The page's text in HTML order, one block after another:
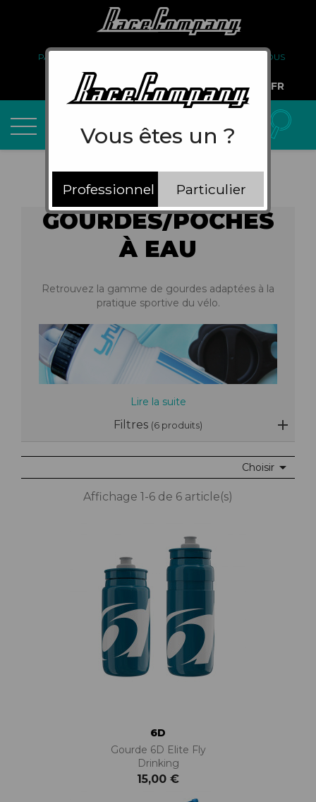
PARTENARIAT
À PROPOS DE NOUS
COMPTE PRO
FR
GOURDES/POCHES
À EAU
Retrouvez la gamme de gourdes adaptées à la
pratique sportive du vélo.
Lire la suite
Filtres (6 produits)
Choisir 
Affichage 1-6 de 6 article(s)
6D
Gourde 6D Elite Fly
Drinking
15,00 €
Vous êtes un ?
Professionnel Particulier